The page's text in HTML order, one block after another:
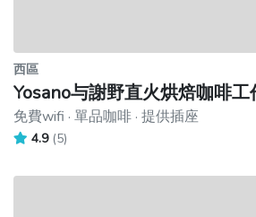
西區
Yosano与謝野直火烘焙咖啡工
免費wifi · 單品咖啡 · 提供插座
4.9 (5)